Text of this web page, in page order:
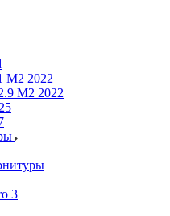
M2 2022
M2 2022
3